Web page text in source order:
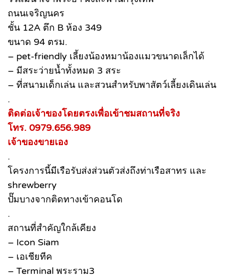
ถนนเจริญนคร
ชั้น 12A ตึก B ห้อง 349
ขนาด 94 ตรม.
– pet-friendly เลี้ยงน้องหมาน้องแมวขนาดเล็กได้
– มีสระว่ายน้ำทั้งหมด 3 สระ
– ที่สนามเด็กเล่น และสวนสำหรับพาสัตว์เลี้ยงเดินเล่น
.
ติดต่อเจ้าของโดยตรงเพื่อเข้าชมสถานที่จริง
โทร. 0979.656.989
เจ้าของขายเอง
.
โครงการนี้มีเรือรับส่งส่วนตัวส่งถึงท่าเรือสาทร และ
shrewberry
ปั๊มบางจากติดทางเข้าคอนโด
.
สถานที่สำคัญใกล้เคียง
– Icon Siam
– เอเชียทีค
– Terminal พระราม3